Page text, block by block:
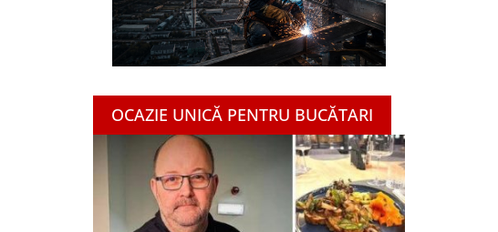
OCAZIE UNICĂ PENTRU BUCĂTARI